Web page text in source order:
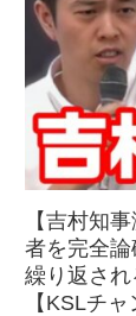
【吉村知
者を完全論
繰り返さ
【KSLチャ